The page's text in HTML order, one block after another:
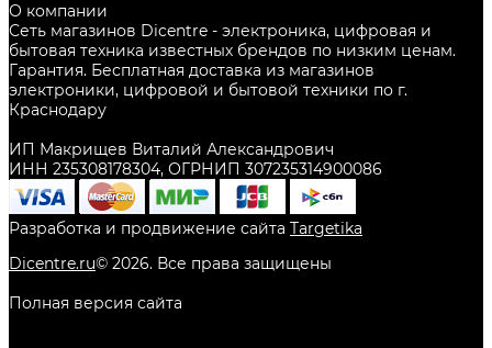
О компании
Сеть магазинов Dicentre - электроника, цифровая и
бытовая техника известных брендов по низким ценам.
Гарантия. Бесплатная доставка из магазинов
электроники, цифровой и бытовой техники по г.
Краснодару
ИП Макрищев Виталий Александрович
ИНН 235308178304, ОГРНИП 307235314900086
Разработка и продвижение сайта Targetika
Dicentre.ru© 2026. Все права защищены
Полная версия сайта